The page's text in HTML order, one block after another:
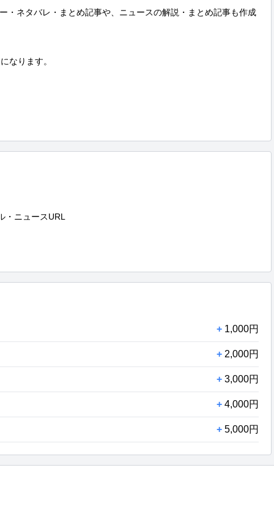
・ネタバレ・まとめ記事や、ニュースの解説・まとめ記事も作成
なります。
・ニュースURL
+ 1,000円
+ 2,000円
+ 3,000円
+ 4,000円
+ 5,000円